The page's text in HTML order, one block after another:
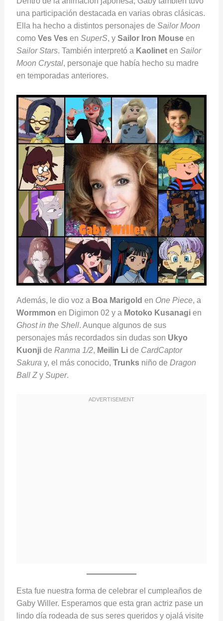
una participación destacada en varias obras clásicas.
Ella ha hecho a distintos personajes de Sailor Moon
como Ves Vesen SuperS, y Sailor Iron Mouse en
Sailor Stars. También interpretó a Kaolineten Sailor
Moon Crystal, personaje que había hecho su madre
en temporadas anteriores.
Además, le dio voz a Boa Marigold en One Piece, a
Wormmon en Digimon 02 y a Motoko Kusanagien
Ghost in the Shell. Aunque algunos de sus
personajes más recordados sin dudas son Ukyo
Kuonjide Ranma 1/2, Meilin Lide CardCaptor
Sakura y, el más conocido, Trunksniño de Dragon
Ball Zy Super.
Esta fue nuestra forma de celebrar el cumpleaños de
Gaby Willer. Esperamos que esta gran actriz pase un
lindo día rodeada de sus seres queridos y ojalá visite